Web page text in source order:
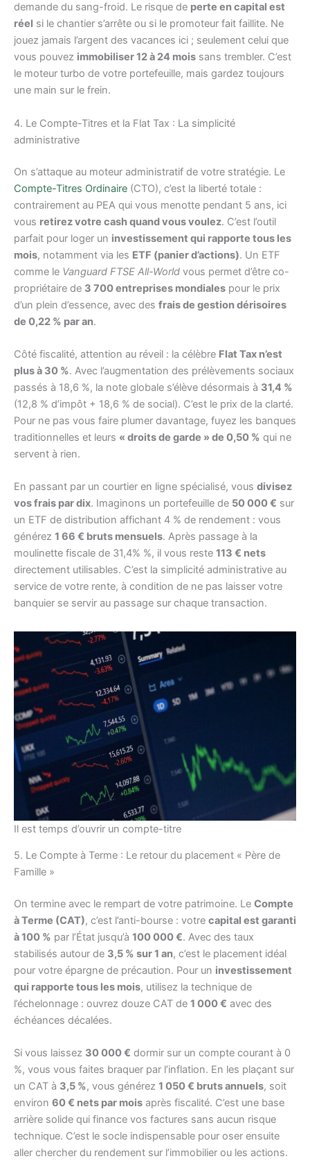
demande du sang-froid. Le risque de perte en capital est
réel si le chantier s’arrête ou si le promoteur fait faillite. Ne
jouez jamais l’argent des vacances ici ; seulement celui que
vous pouvez immobiliser 12 à 24 mois sans trembler. C’est
le moteur turbo de votre portefeuille, mais gardez toujours
une main sur le frein.
4. Le Compte-Titres et la Flat Tax : La simplicité
administrative
On s’attaque au moteur administratif de votre stratégie. Le
Compte-Titres Ordinaire (CTO), c’est la liberté totale :
contrairement au PEA qui vous menotte pendant 5 ans, ici
vous retirez votre cash quand vous voulez. C’est l’outil
parfait pour loger un investissement qui rapporte tous les
mois, notamment via les ETF (panier d’actions). Un ETF
comme le Vanguard FTSE All-World vous permet d’être co-
propriétaire de 3 700 entreprises mondiales pour le prix
d’un plein d’essence, avec des frais de gestion dérisoires
de 0,22 % par an.
Côté fiscalité, attention au réveil : la célèbre Flat Tax n’est
plus à 30 %. Avec l’augmentation des prélèvements sociaux
passés à 18,6 %, la note globale s’élève désormais à 31,4 %
(12,8 % d’impôt + 18,6 % de social). C’est le prix de la clarté.
Pour ne pas vous faire plumer davantage, fuyez les banques
traditionnelles et leurs « droits de garde » de 0,50 % qui ne
servent à rien.
En passant par un courtier en ligne spécialisé, vous divisez
vos frais par dix. Imaginons un portefeuille de 50 000 € sur
un ETF de distribution affichant 4 % de rendement : vous
générez 1 66 € bruts mensuels. Après passage à la
moulinette fiscale de 31,4% %, il vous reste 113 € nets
directement utilisables. C’est la simplicité administrative au
service de votre rente, à condition de ne pas laisser votre
banquier se servir au passage sur chaque transaction.
Il est temps d’ouvrir un compte-titre
5. Le Compte à Terme : Le retour du placement « Père de
Famille »
On termine avec le rempart de votre patrimoine. Le Compte
à Terme (CAT), c’est l’anti-bourse : votre capital est garanti
à 100 % par l’État jusqu’à 100 000 €. Avec des taux
stabilisés autour de 3,5 % sur 1 an, c’est le placement idéal
pour votre épargne de précaution. Pour un investissement
qui rapporte tous les mois, utilisez la technique de
l’échelonnage : ouvrez douze CAT de 1 000 € avec des
échéances décalées.
Si vous laissez 30 000 € dormir sur un compte courant à 0
%, vous vous faites braquer par l’inflation. En les plaçant sur
un CAT à 3,5 %, vous générez 1 050 € bruts annuels, soit
environ 60 € nets par mois après fiscalité. C’est une base
arrière solide qui finance vos factures sans aucun risque
technique. C’est le socle indispensable pour oser ensuite
aller chercher du rendement sur l’immobilier ou les actions.